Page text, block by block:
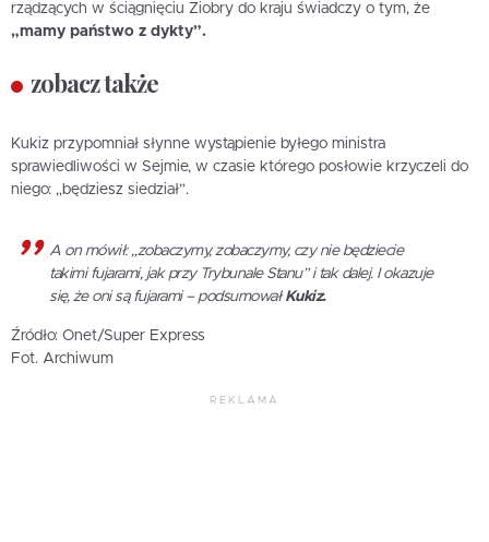
rządzących w ściągnięciu Ziobry do kraju świadczy o tym, że
„mamy państwo z dykty”.
zobacz także
Kukiz przypomniał słynne wystąpienie byłego ministra
sprawiedliwości w Sejmie, w czasie którego posłowie krzyczeli do
niego: „będziesz siedział”.
A on mówił: „zobaczymy, zobaczymy, czy nie będziecie
takimi fujarami, jak przy Trybunale Stanu” i tak dalej. I okazuje
się, że oni są fujarami – podsumowałKukiz.
Źródło: Onet/Super Express
Fot. Archiwum
REKLAMA